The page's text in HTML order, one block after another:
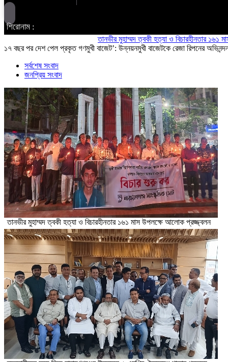
শিরোনাম :
তানভীর মুহাম্মদ ত্বকী হত্যা ও বিচারহীনতার ১৬১ মাস
১৭ বছর পর দেশ পেল প্রকৃত গণমুখী বাজেট’: উন্নয়নমুখী বাজেটকে রেজা রিপনের
সর্বশেষ সংবাদ
জনপ্রিয় সংবাদ
তানভীর মুহাম্মদ ত্বকী হত্যা ও বিচারহীনতার ১৬১ মাস উপলক্ষে আলোক প্রজ্জ্বলন